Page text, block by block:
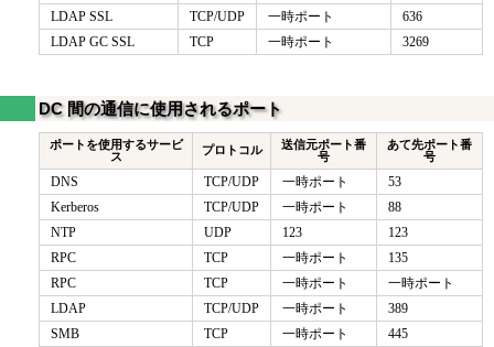
LDAP SSL
TCP/UDP 一時ポート
636
LDAP GC SSL
TCP 一時ポート 3269
DC 間の通信に使用されるポート
ポートを使用するサービ
ス
プロトコル
送信元ポート番
号
あて先ポート番
号
DNS TCP/UDP 一時ポート
53
Kerberos
TCP/UDP 一時ポート
88
NTP
UDP 123
123
RPC
TCP 一時ポート
135
RPC
TCP 一時ポート
一時ポート
LDAP
TCP/UDP 一時ポート
389
SMB
TCP 一時ポート 445